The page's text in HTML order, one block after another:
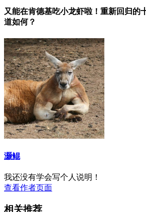
又能在肯德基吃小龙虾啦！重新回归的
道如何？
灏鲲
我还没有学会写个人说明！
查看作者页面
相关推荐